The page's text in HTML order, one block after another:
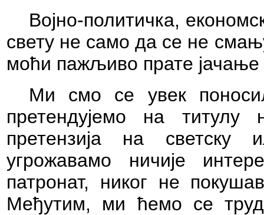
Војно-политичка,
свету не само да се не
моћи пажљиво прате јачање
Ми смо се увек
претендујемо на титулу
претензија на светску
угрожавамо ничије
патронат, никог не
Међутим, ми ћемо се